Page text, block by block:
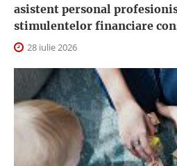
asistent personal
stimulentelor financiare
28 iulie 2026